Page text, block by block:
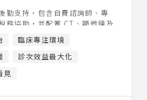
勤支持，包含自費諮詢師、專
務協助，並配置 CT、顯微鏡及
降低非臨床負擔，讓醫師更專
別專科醫師組成，可進行跨科
患者來源與成熟診務安排，讓
臨床專注環境
診次效益最大化
見